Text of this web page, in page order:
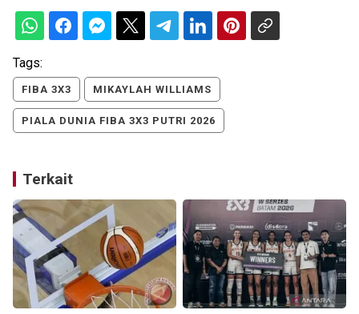
Tags:
FIBA 3X3 MIKAYLAH WILLIAMS
PIALA DUNIA FIBA 3X3 PUTRI 2026
Terkait